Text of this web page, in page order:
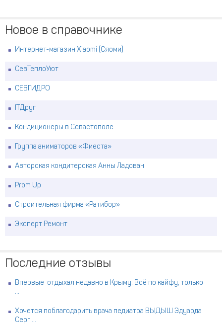
Новое в справочнике
Интернет-магазин Xiaomi (Сяоми)
СевТеплоУют
СЕВГИДРО
ITДруг
Кондиционеры в Севастополе
Группа аниматоров «Фиеста»
Авторская кондитерская Анны Ладован
Prom Up
Строительная фирма «Ратибор»
Эксперт Ремонт
Последние отзывы
Впервые отдыхал недавно в Крыму. Всё по кайфу, только
...
Хочется поблагодарить врача педиатра ВЫДЫШ Эдуарда
Серг ...